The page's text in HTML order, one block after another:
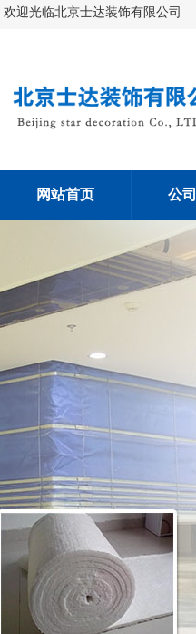
欢迎光临北京士达装饰有限公司
网站首页 公